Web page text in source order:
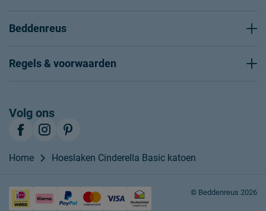
Beddenreus
Regels & voorwaarden
Volg ons
Home Hoeslaken Cinderella Basic katoen
© Beddenreus 2026